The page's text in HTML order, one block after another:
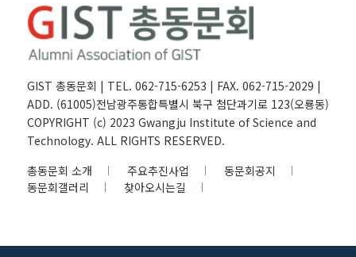
GIST 총동문회 | TEL. 062-715-6253 | FAX. 062-715-2029 |
ADD. (61005)전남광주통합특별시 북구 첨단과기로 123(오룡동)
COPYRIGHT (c) 2023 Gwangju Institute of Science and
Technology. ALL RIGHTS RESERVED.
총동문회 소개
주요추진사업
동문회공지
동문회갤러리
찾아오시는길